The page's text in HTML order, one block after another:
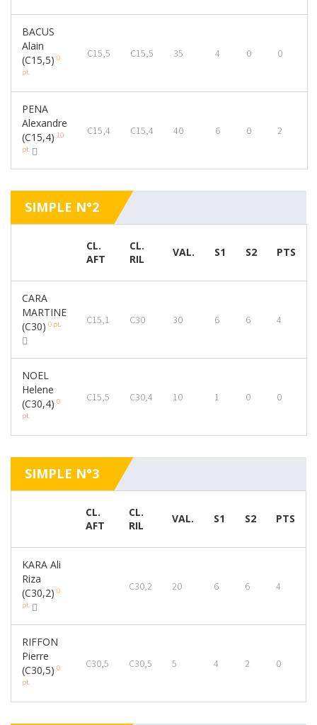
BACUS
Alain
(C15,5) 0
pt.
C15,5 C15,5 35 4 0 0
PENA
Alexandre
(C15,4) 10
pt.
C15,4 C15,4 40 6 0 2
SIMPLE N°2
CL.
AFT
CL.
RIL
VAL. S1 S2 PTS
CARA
MARTINE
(C30) 0 pt. C15,1 C30 30 6 6 4
NOEL
Helene
(C30,4) 0
pt.
C15,5 C30,4 10 1 0 0
SIMPLE N°3
CL.
AFT
CL.
RIL
VAL. S1 S2 PTS
KARA Ali
Riza
(C30,2) 0
pt.
C30,2 20 6 6 4
RIFFON
Pierre
(C30,5) 0
pt.
C30,5 C30,5 5 4 2 0